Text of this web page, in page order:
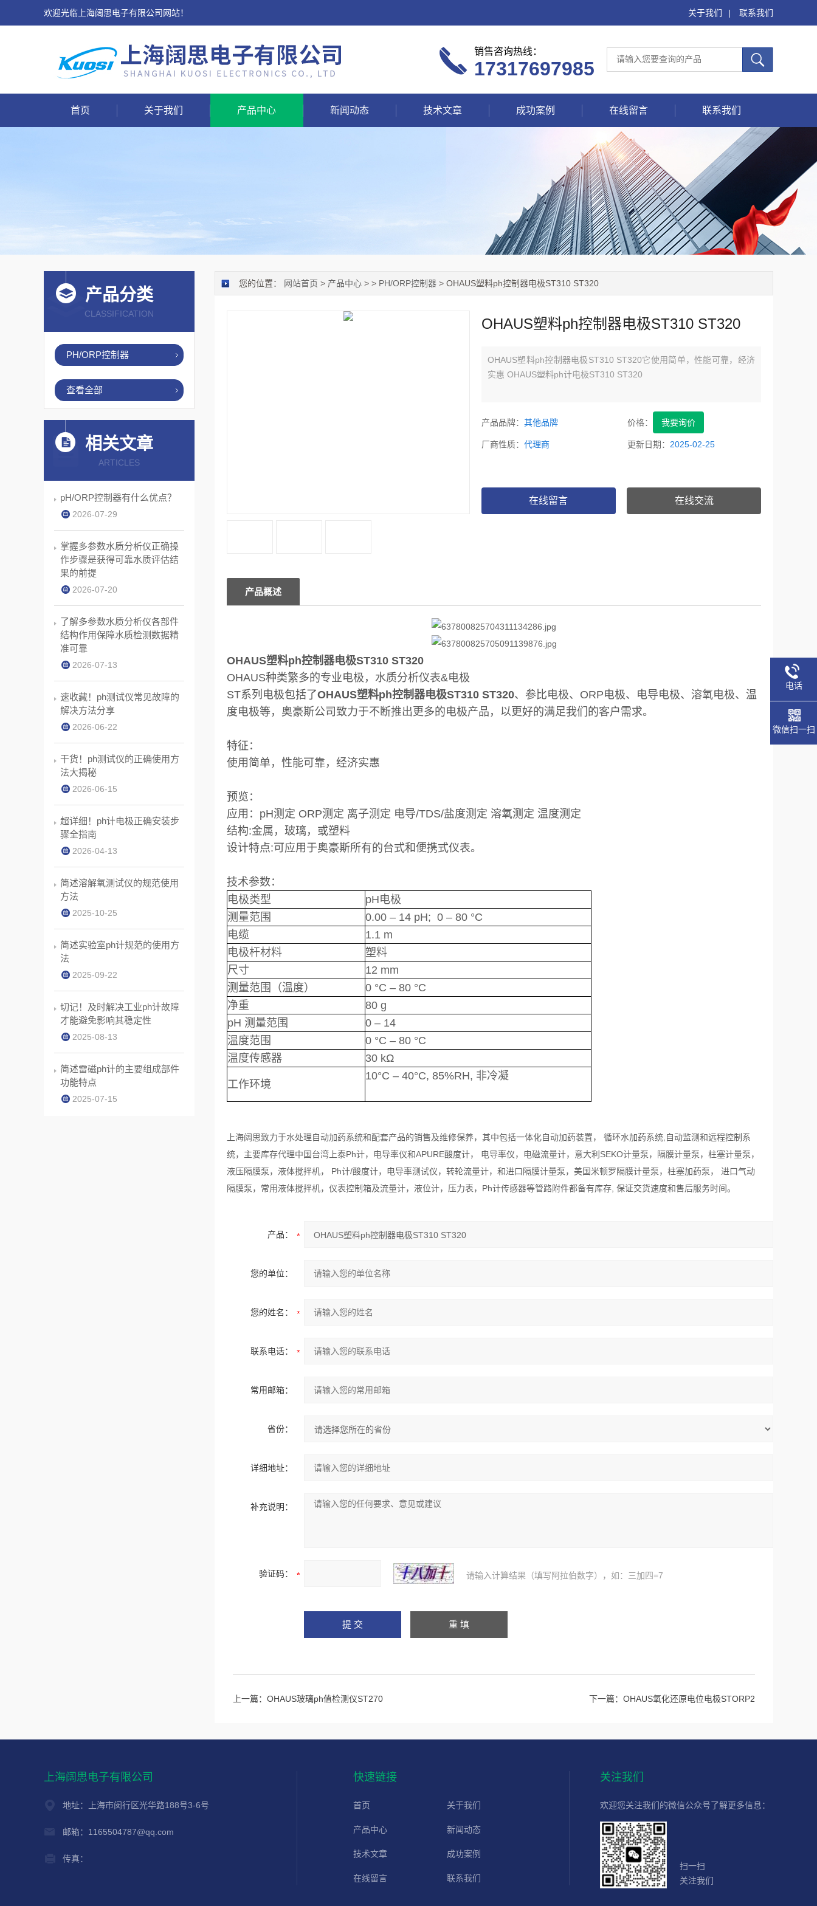
欢迎光临上海阔思电子有限公司网站！ 关于我们 | 联系我们
销售咨询热线：
17317697985
首页 关于我们 产品中心 新闻动态 技术文章 成功案例 在线留言 联系我们
您的位置： 网站首页 > 产品中心 > > PH/ORP控制器 > OHAUS塑料ph控制器电极ST310 ST320
OHAUS塑料ph控制器电极ST310 ST320
OHAUS塑料ph控制器电极ST310 ST320它使用简单，性能可靠，经济
实惠 OHAUS塑料ph计电极ST310 ST320
产品品牌： 其他品牌 价格： 我要询价
厂商性质： 代理商 更新日期： 2025-02-25
在线留言 在线交流
产品概述
OHAUS塑料ph控制器电极ST310 ST320
OHAUS种类繁多的专业电极，水质分析仪表&电极
ST系列电极包括了OHAUS塑料ph控制器电极ST310 ST320、参比电极、ORP电极、电导电极、溶氧电极、温
度电极等，奥豪斯公司致力于不断推出更多的电极产品，以更好的满足我们的客户需求。
特征：
使用简单，性能可靠，经济实惠
预览：
应用：pH测定 ORP测定 离子测定 电导/TDS/盐度测定 溶氧测定 温度测定
结构:金属，玻璃，或塑料
设计特点:可应用于奥豪斯所有的台式和便携式仪表。
技术参数：
电极类型
pH电极
测量范围
0.00 – 14 pH; 0 – 80 °C
电缆
1.1 m
电极杆材料
塑料
尺寸
12 mm
测量范围（温度）
0 °C – 80 °C
净重
80 g
pH 测量范围
0 – 14
温度范围
0 °C – 80 °C
温度传感器
30 kΩ
工作环境
10°C – 40°C, 85%RH, 非冷凝
上海阔思致力于水处理自动加药系统和配套产品的销售及维修保养，其中包括一体化自动加药装置， 循环水加药系统,自动监测和远程控制系
统，主要库存代理中国台湾上泰Ph计，电导率仪和APURE酸度计， 电导率仪，电磁流量计，意大利SEKO计量泵，隔膜计量泵，柱塞计量泵，
液压隔膜泵，液体搅拌机， Ph计/酸度计，电导率测试仪，转轮流量计，和进口隔膜计量泵，美国米顿罗隔膜计量泵，柱塞加药泵， 进口气动
隔膜泵，常用液体搅拌机，仪表控制箱及流量计，液位计，压力表，Ph计传感器等管路附件都备有库存, 保证交货速度和售后服务时间。
产品：
您的单位：
您的姓名：
联系电话：
常用邮箱：
省份：
详细地址：
补充说明：
验证码： 请输入计算结果（填写阿拉伯数字），如：三加四=7
上一篇： OHAUS玻璃ph值检测仪ST270 下一篇： OHAUS氧化还原电位电极STORP2
产品分类
CLASSIFICATION
PH/ORP控制器
查看全部
相关文章
ARTICLES
pH/ORP控制器有什么优点？
2026-07-29
掌握多参数水质分析仪正确操
作步骤是获得可靠水质评估结
果的前提
2026-07-20
了解多参数水质分析仪各部件
结构作用保障水质检测数据精
准可靠
2026-07-13
速收藏！ph测试仪常见故障的
解决方法分享
2026-06-22
干货！ph测试仪的正确使用方
法大揭秘
2026-06-15
超详细！ph计电极正确安装步
骤全指南
2026-04-13
简述溶解氧测试仪的规范使用
方法
2025-10-25
简述实验室ph计规范的使用方
法
2025-09-22
切记！及时解决工业ph计故障
才能避免影响其稳定性
2025-08-13
简述雷磁ph计的主要组成部件
功能特点
2025-07-15
上海阔思电子有限公司
地址：上海市闵行区光华路188号3-6号
邮箱：1165504787@qq.com
传真：
快速链接
首页 关于我们
产品中心 新闻动态
技术文章 成功案例
在线留言 联系我们
关注我们
欢迎您关注我们的微信公众号了解更多信息：
扫一扫
关注我们
电话
微信扫一扫